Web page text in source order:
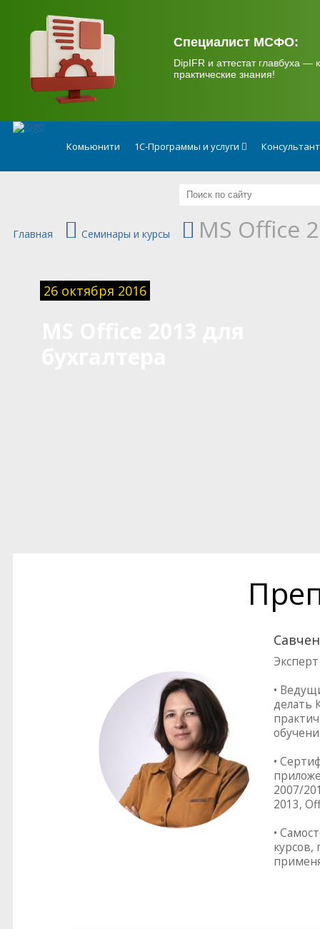
Специалист МСФО:
DipIFR и аттестат главбуха —
практические знания!
Комьюнити 1С-Программы и услуги
Главная Семинары и курсы MS Office
26 октября 2016
•
делать
•
2007/
2013,
•
курсов,